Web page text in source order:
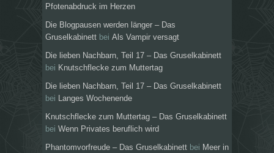
Pfotenabdruck im Herzen
Die Blogpausen werden länger – Das
Gruselkabinett bei Als Vampir versagt
Die lieben Nachbarn, Teil 17 – Das Gruselkabinett
bei Knutschflecke zum Muttertag
Die lieben Nachbarn, Teil 17 – Das Gruselkabinett
bei Langes Wochenende
Knutschflecke zum Muttertag – Das Gruselkabinett
bei Wenn Privates beruflich wird
Phantomvorfreude – Das Gruselkabinett bei Meer in